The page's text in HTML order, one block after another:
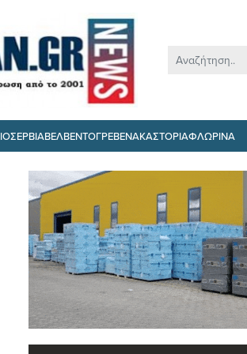
ΣΕΡΒΙΑΒΕΛΒΕΝΤΟΓΡΕΒΕΝΑΚΑΣΤΟΡΙΑΦΛΩΡΙΝΑ